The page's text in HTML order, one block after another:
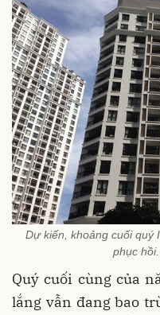
Dự kiến, khoảng cuối quý
phục
Quý cuối cùng của
lắng vẫn đang bao